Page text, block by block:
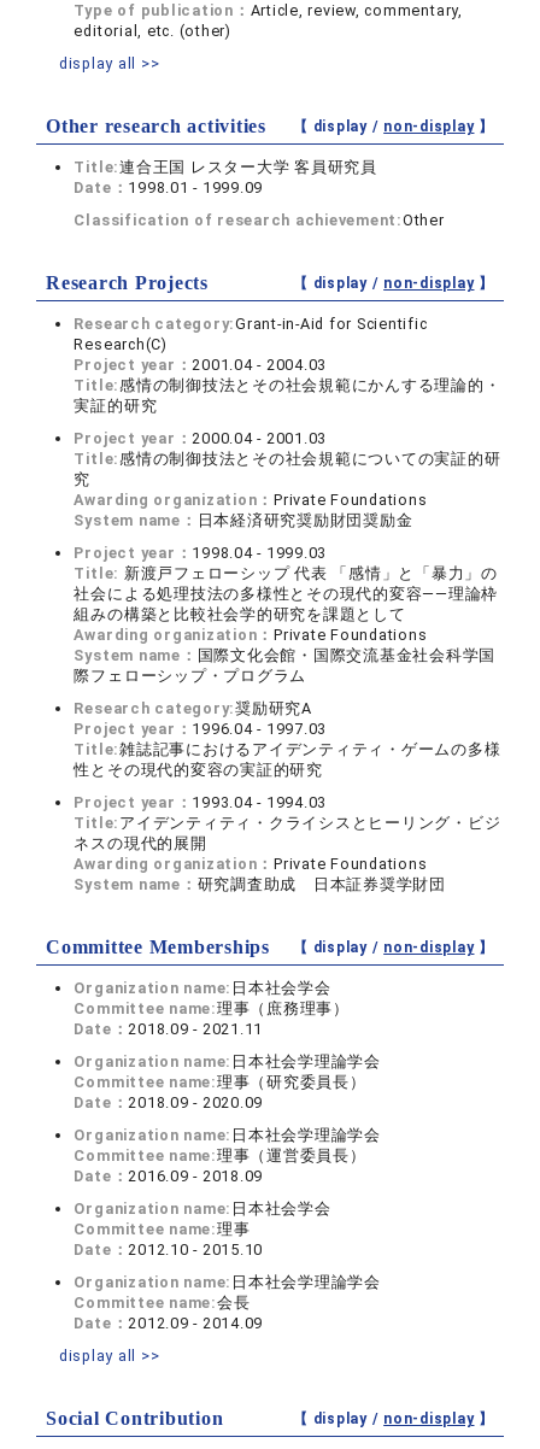
Type of publication： Article, review, commentary,
editorial, etc. (other)
display all >>
Other research activities 【 display / non-display】
Title:連合王国 レスター大学 客員研究員
Date： 1998.01 - 1999.09
Classification of research achievement:Other
Research Projects 【 display / non-display】
Research category:Grant-in-Aid for Scientific
Research(C)
Project year：2001.04 - 2004.03
Title:感情の制御技法とその社会規範にかんする理論的・
実証的研究
Project year：2000.04 - 2001.03
Title:感情の制御技法とその社会規範についての実証的研
究
Awarding organization：Private Foundations
System name： 日本経済研究奨励財団奨励金
Project year： 1998.04 - 1999.03
Title: 新渡戸フェローシップ 代表 「感情」と「暴力」の
社会による処理技法の多様性とその現代的変容――理論枠
組みの構築と比較社会学的研究を課題として
Awarding organization：Private Foundations
System name： 国際文化会館・国際交流基金社会科学国
際フェローシップ・プログラム
Research category:奨励研究A
Project year： 1996.04 - 1997.03
Title:雑誌記事におけるアイデンティティ・ゲームの多様
性とその現代的変容の実証的研究
Project year： 1993.04 - 1994.03
Title: アイデンティティ・クライシスとヒーリング・ビジ
ネスの現代的展開
Awarding organization：Private Foundations
System name： 研究調査助成 日本証券奨学財団
Committee Memberships 【 display / non-display】
Organization name: 日本社会学会
Committee name:理事（庶務理事）
Date：2018.09 - 2021.11
Organization name: 日本社会学理論学会
Committee name:理事（研究委員長）
Date：2018.09 - 2020.09
Organization name: 日本社会学理論学会
Committee name:理事（運営委員長）
Date：2016.09 - 2018.09
Organization name: 日本社会学会
Committee name:理事
Date：2012.10 - 2015.10
Organization name: 日本社会学理論学会
Committee name:会長
Date：2012.09 - 2014.09
display all >>
Social Contribution 【 display / non-display】